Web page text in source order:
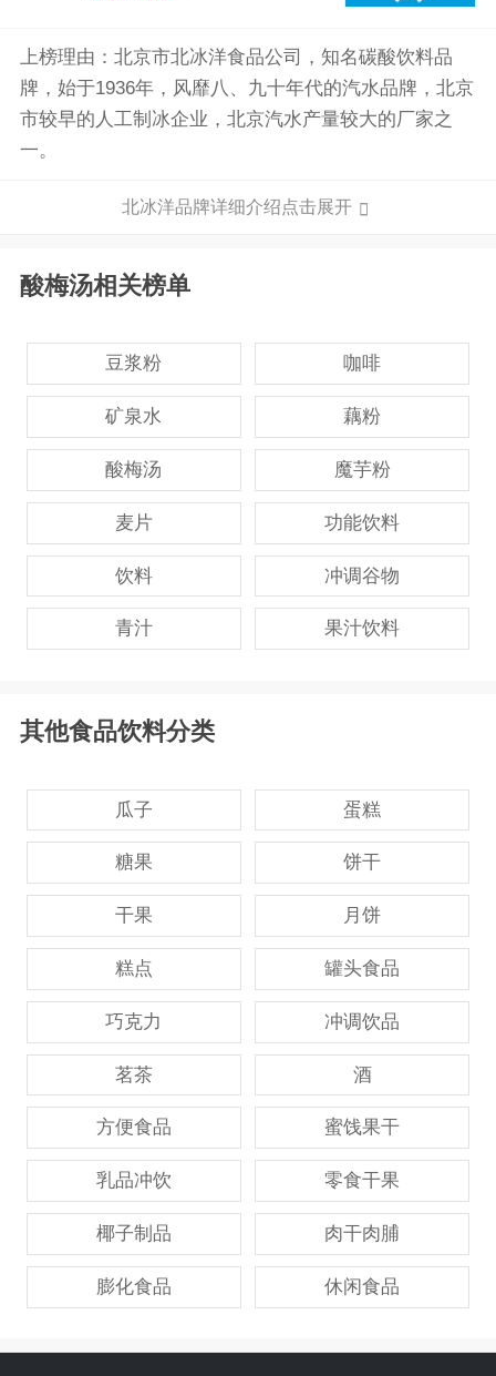
上榜理由：北京市北冰洋食品公司，知名碳酸饮料品
牌，始于1936年，风靡八、九十年代的汽水品牌，北京
市较早的人工制冰企业，北京汽水产量较大的厂家之
一。
北冰洋品牌详细介绍点击展开
酸梅汤相关榜单
豆浆粉 咖啡
矿泉水 藕粉
酸梅汤 魔芋粉
麦片 功能饮料
饮料 冲调谷物
青汁 果汁饮料
其他食品饮料分类
瓜子 蛋糕
糖果 饼干
干果 月饼
糕点 罐头食品
巧克力 冲调饮品
茗茶 酒
方便食品 蜜饯果干
乳品冲饮 零食干果
椰子制品 肉干肉脯
膨化食品 休闲食品